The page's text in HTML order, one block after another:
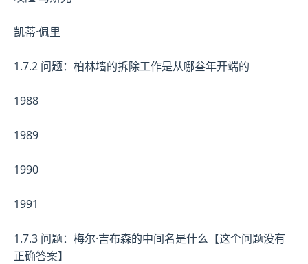
凯蒂·佩里
1.7.2 问题：柏林墙的拆除工作是从哪叁年开端的
1988
1989
1990
1991
1.7.3 问题：梅尔·吉布森的中间名是什么【这个问题没有
正确答案】